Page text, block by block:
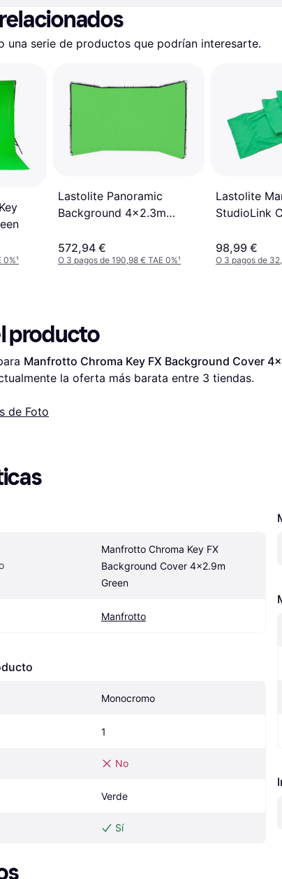
una serie de productos que podrían interesarte.
0%¹
Lastolite Panoramic
Background 4x2.3m
572,94 €
O 3 pagos de 190,98 € TAE 0%¹
Lastolite
StudioLink
98,99 €
O 3 pagos de
producto
Manfrotto Chroma Key FX Background Cover
la oferta más barata entre 3 tiendas.
de Foto
Manfrotto Chroma Key FX
Background Cover 4x2.9m
Green
Manfrotto
Monocromo
1
No
Verde
Sí